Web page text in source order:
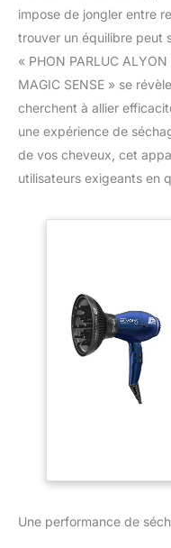
impose de jongler entre
trouver un équilibre peut
« PHON PARLUC
MAGIC SENSE » se
cherchent à allier
une expérience de
de vos cheveux, cet
utilisateurs exigeants en
Une performance de